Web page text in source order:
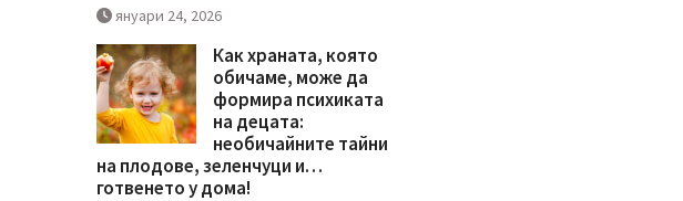
януари 24, 2026
Как храната, която
обичаме, може да
формира психиката
на децата:
необичайните тайни
на плодове, зеленчуци и…
готвенето у дома!